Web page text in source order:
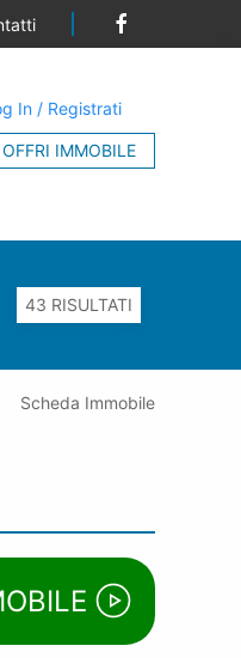
In / Registrati
OFFRI IMMOBILE
Scheda Immobile